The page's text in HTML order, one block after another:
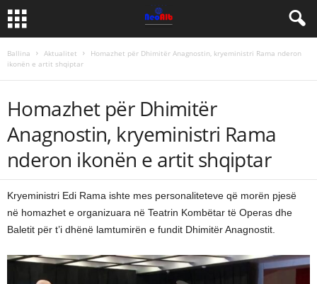
Ballina Aktualitet
Homazhet për Dhimitër Anagnostin, kryeministri Rama nderon
ikonën e artit shqiptar
Homazhet për Dhimitër
Anagnostin, kryeministri Rama
nderon ikonën e artit shqiptar
Kryeministri Edi Rama ishte mes personaliteteve që morën pjesë
në homazhet e organizuara në Teatrin Kombëtar të Operas dhe
Baletit për t’i dhënë lamtumirën e fundit Dhimitër Anagnostit.